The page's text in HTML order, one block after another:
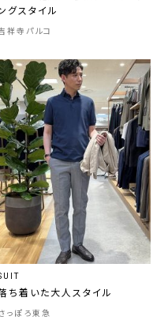
グスタイル
祥寺パルコ
ち着いた大人スタイル
っぽろ東急